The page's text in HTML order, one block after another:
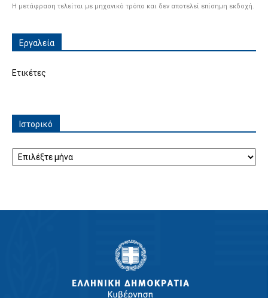
Η μετάφραση τελείται με μηχανικό τρόπο και δεν αποτελεί επίσημη εκδοχή.
Εργαλεία
Ετικέτες
Ιστορικό